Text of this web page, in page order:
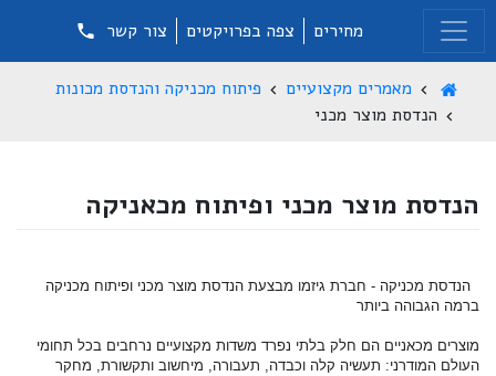
מחירים צפה בפרויקטים צור קשר
מאמרים מקצועיים
פיתוח מכניקה והנדסת מכונות
הנדסת מוצר מכני
הנדסת מוצר מכני ופיתוח מכאניקה
הנדסת מכניקה - חברת גיזמו מבצעת הנדסת מוצר מכני ופיתוח מכניקה
ברמה הגבוהה ביותר
מוצרים מכאניים הם חלק בלתי נפרד משדות מקצועיים נרחבים בכל תחומי
העולם המודרני: תעשיה קלה וכבדה, תעבורה, מיחשוב ותקשורת, מחקר